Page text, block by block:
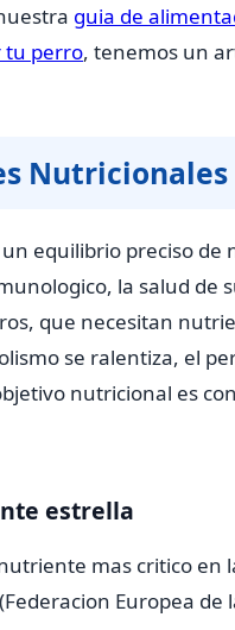
guia de
tu perro, tenemos un
equilibrio preciso
la salud de
que necesitan
se ralentiza, el
nutricional es
estrella
mas critico en
Europea